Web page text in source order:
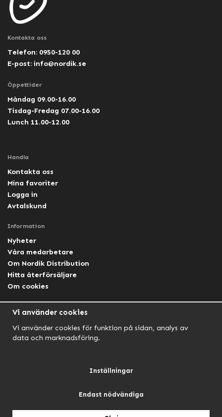
Kontakta oss
Telefon: 0950-120 00
E-post: info@nordik.se
Öppettider
Måndag 09.00-16.00
Tisdag-Fredag 07.00-16.00
Lunch 11.00-12.00
Handla
Kontakta oss
Mina favoriter
Logga in
Avtalskund
Information
Nyheter
Våra medarbetare
Om Nordik Distribution
Hitta återförsäljare
Om cookies
Facebook Lightforce Sweden
NORDIK AUTOMOTIVENORDIK HUNTNORDIK OUTDOOR
Vi använder cookies
Vi använder cookies för funktion på sidan, analys av
data och marknadsföring.
Inställningar
Endast nödvändiga